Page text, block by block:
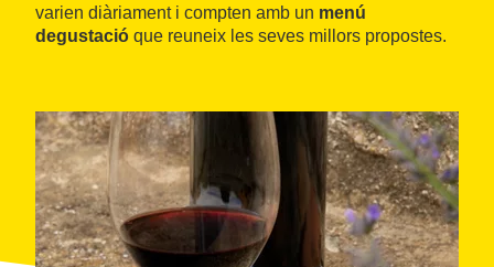
varien diàriament i compten amb un menú
degustació que reuneix les seves millors propostes.